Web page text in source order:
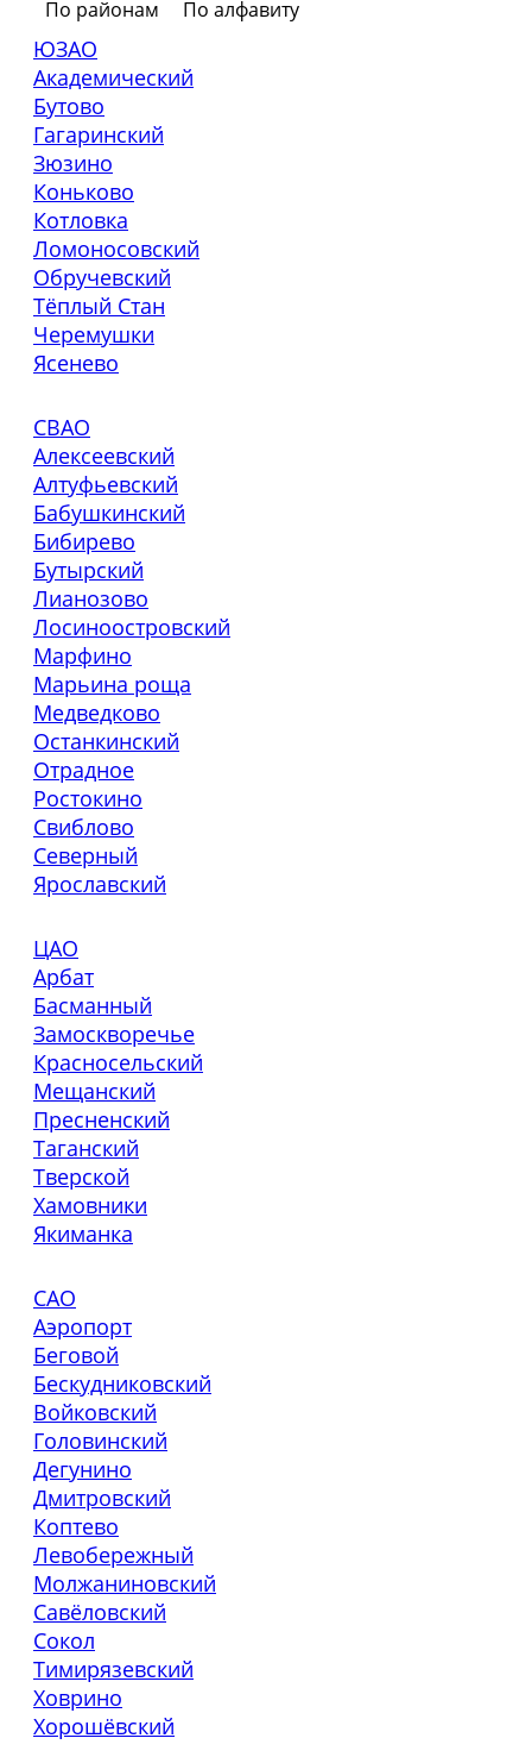
По районам По алфавиту
ЮЗАО
Академический
Бутово
Гагаринский
Зюзино
Коньково
Котловка
Ломоносовский
Обручевский
Тёплый Стан
Черемушки
Ясенево
СВАО
Алексеевский
Алтуфьевский
Бабушкинский
Бибирево
Бутырский
Лианозово
Лосиноостровский
Марфино
Марьина роща
Медведково
Останкинский
Отрадное
Ростокино
Свиблово
Северный
Ярославский
ЦАО
Арбат
Басманный
Замоскворечье
Красносельский
Мещанский
Пресненский
Таганский
Тверской
Хамовники
Якиманка
САО
Аэропорт
Беговой
Бескудниковский
Войковский
Головинский
Дегунино
Дмитровский
Коптево
Левобережный
Молжаниновский
Савёловский
Сокол
Тимирязевский
Ховрино
Хорошёвский